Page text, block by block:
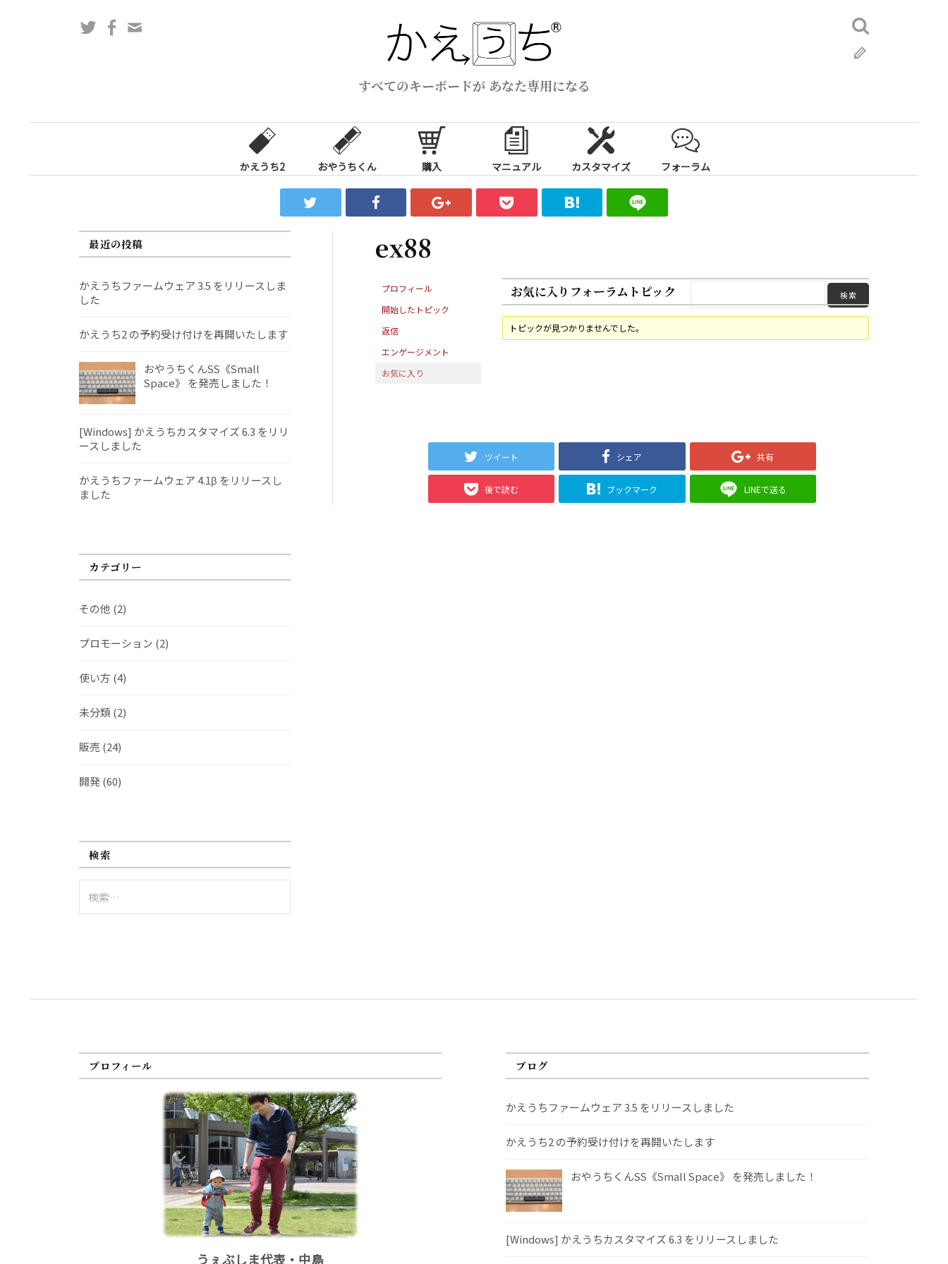
ス
すべてのキーボードが あなた専用になる
TwitterFacebook
検
索:
かえうち2 おやうちくん 購入 マニュアル カスタマイズ フォーラム
ex88
プロフィール
開始したトピック
返信
エンゲージメント
お気に入り
お気に入りフォーラムトピック
トピックが見つかりませんでした。
ツイート シェア 共有
後で読む ブックマーク LINEで送る
最近の投稿
かえうちファームウェア 3.5 をリリースしま
した
かえうち2 の予約受け付けを再開いたします
おやうちくんSS《Small
Space》 を発売しました！
[Windows] かえうちカスタマイズ 6.3 をリリ
ースしました
かえうちファームウェア 4.1β をリリースし
ました
カテゴリー
その他 (2)
プロモーション (2)
使い方 (4)
未分類 (2)
販売 (24)
開発(60)
検索
索:
プロフィール
うぇぶしま代表・中島
ブログ
かえうちファームウェア 3.5 をリリースしました
かえうち2 の予約受け付けを再開いたします
おやうちくんSS《Small Space》 を発売しました！
[Windows] かえうちカスタマイズ 6.3 をリリースしました